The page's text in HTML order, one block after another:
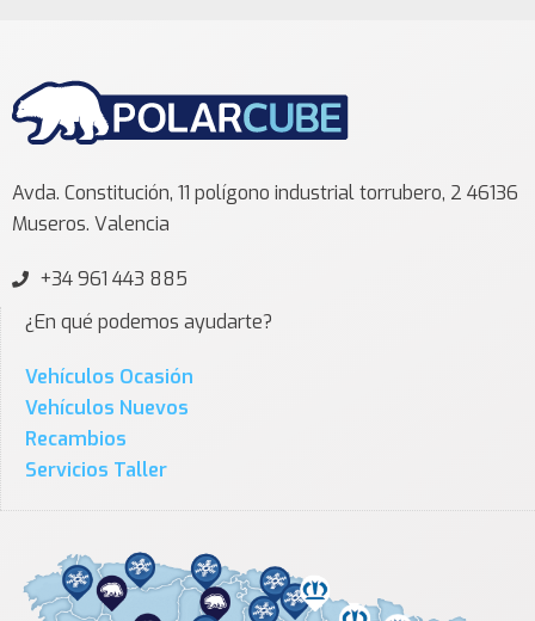
Avda. Constitución, 11 polígono industrial torrubero, 2 46136
Museros. Valencia
+34 961 443 885
¿En qué podemos ayudarte?
Vehículos Ocasión
Vehículos Nuevos
Recambios
Servicios Taller